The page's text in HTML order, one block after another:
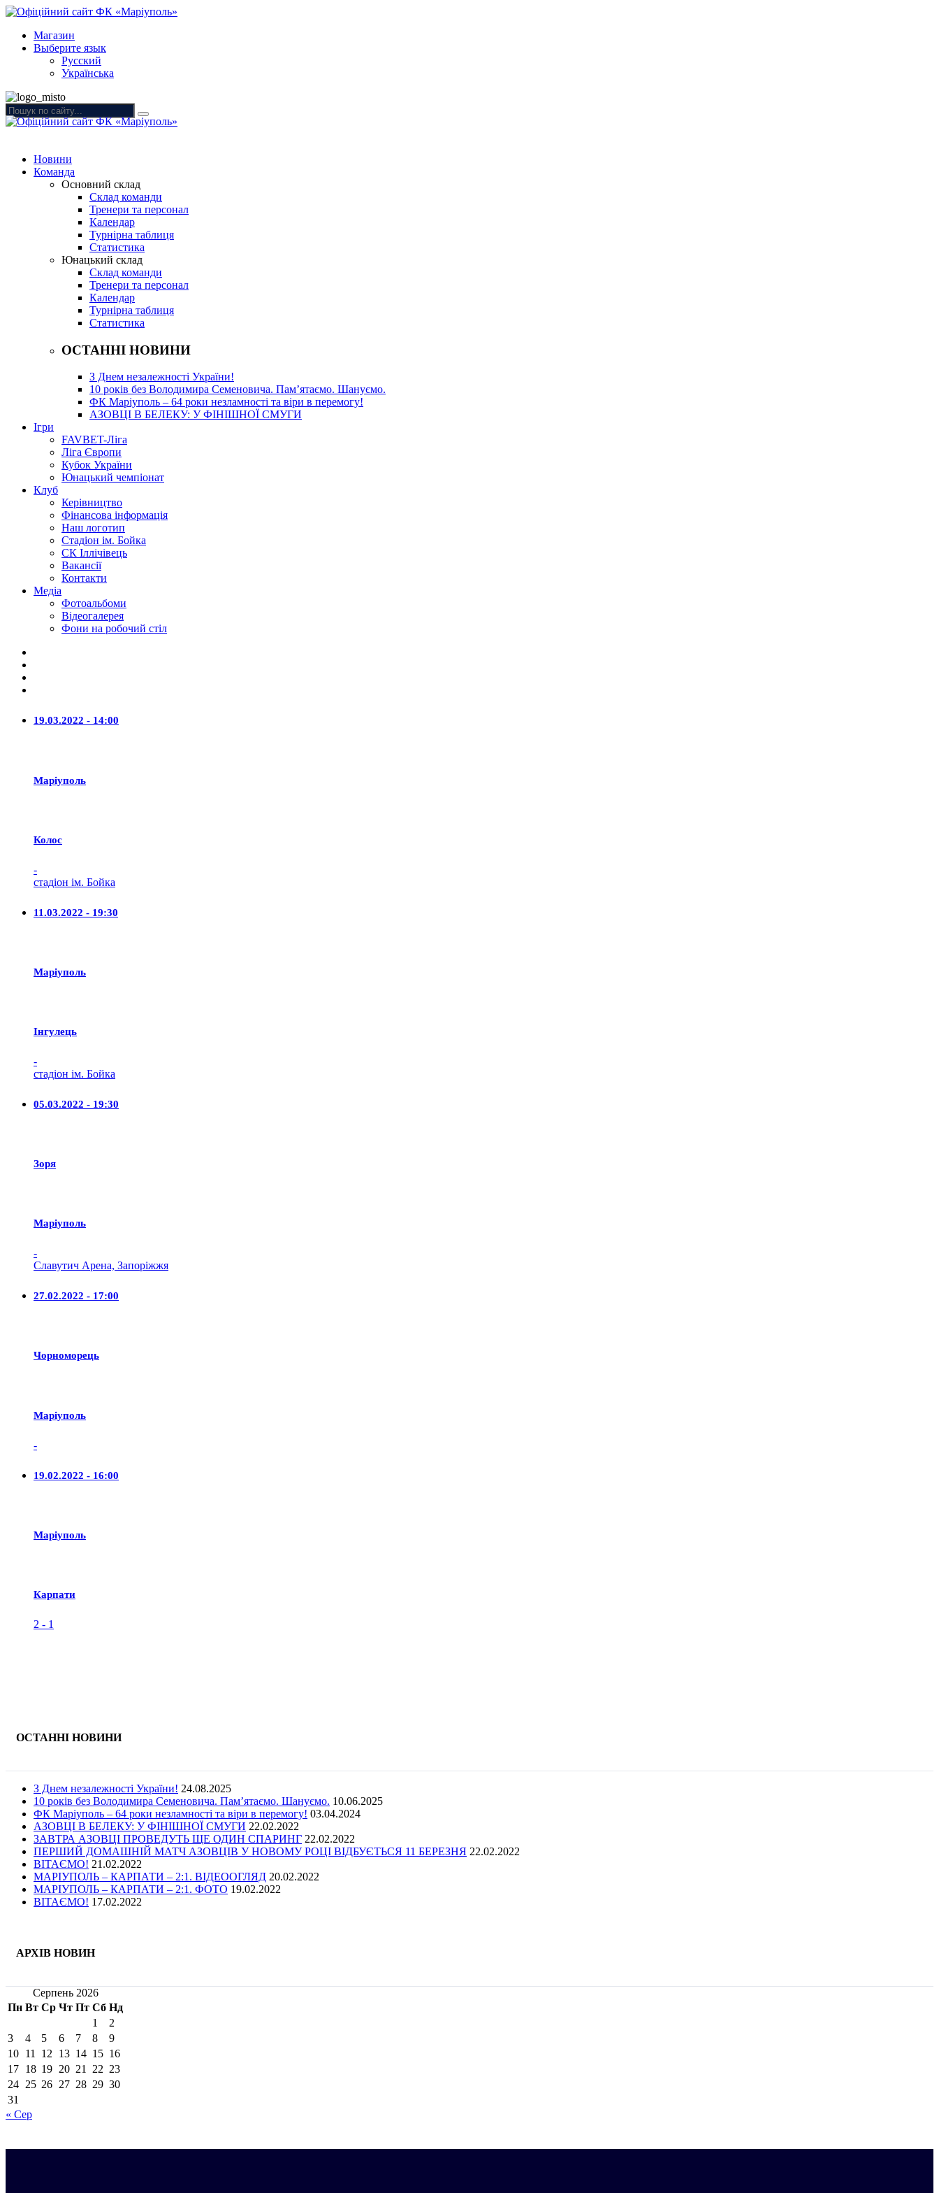
Магазин
Выберите язык
Русский
Українська
Новини
Команда
Основний склад
Склад команди
Тренери та персонал
Календар
Турнірна таблиця
Статистика
Юнацький склад
Склад команди
Тренери та персонал
Календар
Турнірна таблиця
Статистика
ОСТАННІ НОВИНИ
З Днем незалежності України!
10 років без Володимира Семеновича. Пам’ятаємо. Шануємо.
ФК Маріуполь – 64 роки незламності та віри в перемогу!
АЗОВЦІ В БЕЛЕКУ: У ФІНІШНОЇ СМУГИ
Ігри
FAVBET-Ліга
Ліга Європи
Кубок України
Юнацький чемпіонат
Клуб
Керівництво
Фінансова інформація
Наш логотип
Стадіон ім. Бойка
СК Іллічівець
Вакансії
Контакти
Медіа
Фотоальбоми
Відеогалерея
Фони на робочий стіл
19.03.2022 - 14:00
Маріуполь
Колос
-
стадіон ім. Бойка
11.03.2022 - 19:30
Маріуполь
Iнгулець
-
стадіон ім. Бойка
05.03.2022 - 19:30
Зоря
Маріуполь
-
Славутич Арена, Запоріжжя
27.02.2022 - 17:00
Чорноморець
Маріуполь
-
19.02.2022 - 16:00
Маріуполь
Карпати
2 - 1
ОСТАННІ НОВИНИ
З Днем незалежності України! 24.08.2025
10 років без Володимира Семеновича. Пам’ятаємо. Шануємо. 10.06.2025
ФК Маріуполь – 64 роки незламності та віри в перемогу! 03.04.2024
АЗОВЦІ В БЕЛЕКУ: У ФІНІШНОЇ СМУГИ 22.02.2022
ЗАВТРА АЗОВЦІ ПРОВЕДУТЬ ЩЕ ОДИН СПАРИНГ 22.02.2022
ПЕРШИЙ ДОМАШНІЙ МАТЧ АЗОВЦІВ У НОВОМУ РОЦІ ВІДБУЄТЬСЯ 11 БЕРЕЗНЯ 22.02.2022
ВІТАЄМО! 21.02.2022
МАРІУПОЛЬ – КАРПАТИ – 2:1. ВІДЕООГЛЯД 20.02.2022
МАРІУПОЛЬ – КАРПАТИ – 2:1. ФОТО 19.02.2022
ВІТАЄМО! 17.02.2022
АРХІВ НОВИН
Серпень 2026
Пн Вт Ср Чт Пт Сб Нд
1
2
3
4 5 6 7 8
9
10 11 12 13 14 15 16
17 18 19 20 21 22 23
24 25 26 27 28 29 30
31
« Сер